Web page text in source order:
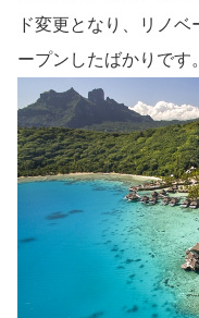
ド変更となり、リノ
ープンしたばかりです。